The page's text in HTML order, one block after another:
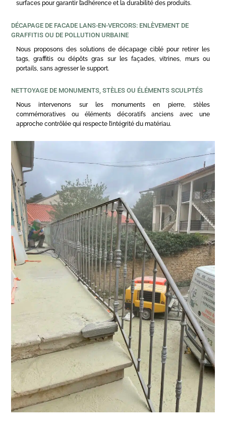
surfaces pour garantir l’adhérence et la durabilité des produits.
DÉCAPAGE DE FACADE LANS-EN-VERCORS: ENLÈVEMENT DE
GRAFFITIS OU DE POLLUTION URBAINE
Nous proposons des solutions de décapage ciblé pour retirer les
tags, graffitis ou dépôts gras sur les façades, vitrines, murs ou
portails, sans agresser le support.
NETTOYAGE DE MONUMENTS, STÈLES OU ÉLÉMENTS SCULPTÉS
Nous intervenons sur les monuments en pierre, stèles
commémoratives ou éléments décoratifs anciens avec une
approche contrôlée qui respecte l’intégrité du matériau.